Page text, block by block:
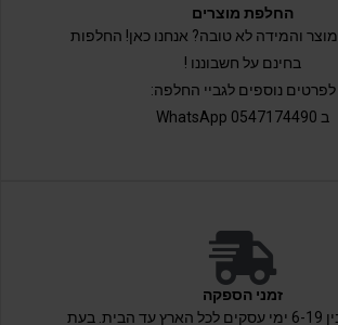
החלפת מוצרים
והמידה לא טובה? אנחנו כאן! החלפות
בחינם על חשבוננו !
לפרטים נוספים לגביי החלפה:
ב 0547174490 WhatsApp
זמני הספקה
זמן אספקה בין 6-19 ימי עסקים לכל הארץ עד הבית. בעת